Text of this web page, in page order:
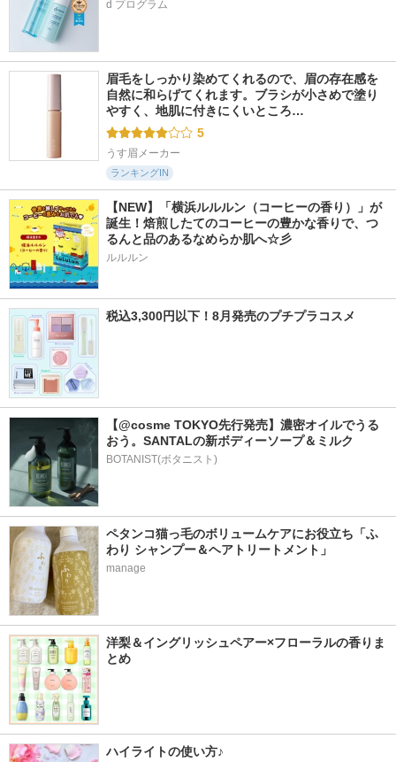
眉毛をしっかり染めてくれるので、眉の存在感を
自然に和らげてくれます。ブラシが小さめで塗り
やすく、地肌に付きにくいところ…
5
うす眉メーカー
ランキングIN
【NEW】「横浜ルルルン（コーヒーの香り）」が
誕生！焙煎したてのコーヒーの豊かな香りで、つ
るんと品のあるなめらか肌へ☆彡
ルルルン
税込3,300円以下！8月発売のプチプラコスメ
【@cosme TOKYO先行発売】濃密オイルでうる
おう。SANTALの新ボディーソープ＆ミルク
BOTANIST(ボタニスト)
ペタンコ猫っ毛のボリュームケアにお役立ち「ふ
わり シャンプー＆ヘアトリートメント」
manage
洋梨＆イングリッシュペアー×フローラルの香りま
とめ
ハイライトの使い方♪